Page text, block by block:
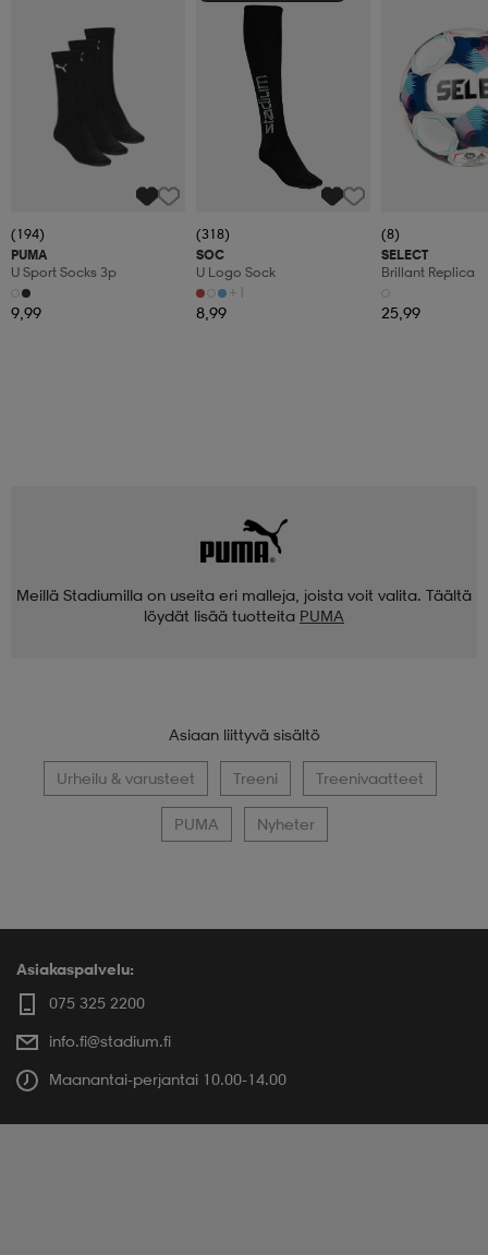
(194)
PUMA
U Sport Socks 3p
9,99
(318)
SOC
U Logo Sock
+1
8,99
(8)
SELECT
Brillant Replica
25,99
Meillä Stadiumilla on useita eri malleja, joista voit valita. Täältä
löydät lisää tuotteita PUMA
Asiaan liittyvä sisältö
Urheilu & varusteet Treeni Treenivaatteet
PUMA Nyheter
Asiakaspalvelu:
075 325 2200
info.fi@stadium.fi
Maanantai-perjantai 10.00-14.00